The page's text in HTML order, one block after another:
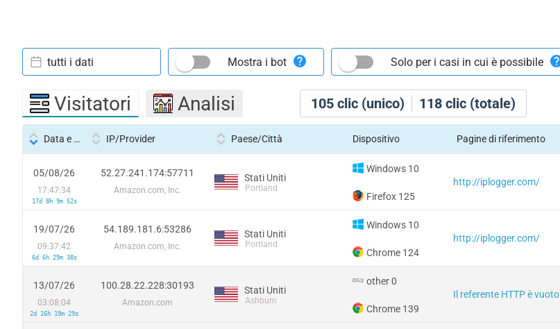
105 clic (unico) 118 clic (totale)
tutti i dati Mostra i bot Solo per i casi in cui è possibile
Visitatori Analisi
Data e ora IP/Provider Paese/Città Dispositivo Pagine di riferimento
05/08/26
17:47:34
17d 8h 9m 52s
52.27.241.174:57711
Amazon.com, Inc.
Stati Uniti
Portland
Windows 10
Firefox 125
http://iplogger.com/
19/07/26
09:37:42
6d 6h 29m 38s
54.189.181.6:53286
Amazon.com, Inc.
Stati Uniti
Portland
Windows 10
Chrome 124
http://iplogger.com/
13/07/26
03:08:04
2d 16h 19m 29s
100.28.22.228:30193
Amazon.com
Stati Uniti
Ashburn
other 0
Chrome 139
Il referente HTTP è vuoto